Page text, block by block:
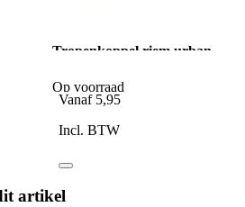
Tropenkoppel riem urban
Op voorraad
Vanaf 5,95
Incl. BTW
artikel